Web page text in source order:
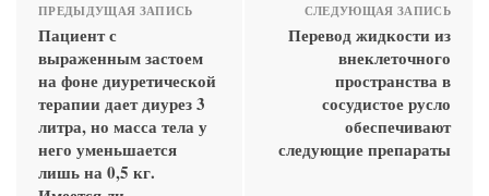
ПРЕДЫДУЩАЯ ЗАПИСЬ
Пациент с
выраженным застоем
на фоне диуретической
терапии дает диурез 3
литра, но масса тела у
него уменьшается
лишь на 0,5 кг.
СЛЕДУЮЩАЯ ЗАПИСЬ
Перевод жидкости из
внеклеточного
пространства в
сосудистое русло
обеспечивают
следующие препараты